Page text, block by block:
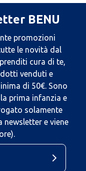
BENU
promozioni
le novità dal
cura di te,
venduti e
di 50€. Sono
prima infanzia e
solamente
newsletter e viene